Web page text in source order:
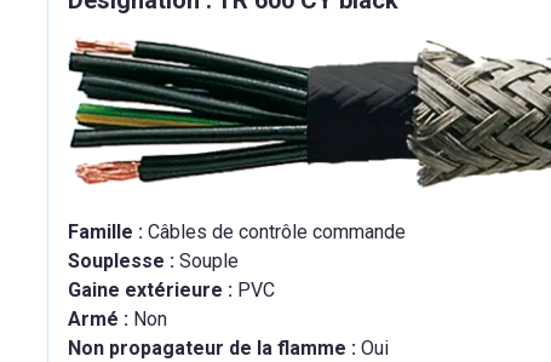
Famille : Câbles de contrôle commande
Souplesse : Souple
Gaine extérieure : PVC
Armé : Non
Non propagateur de la flamme : Oui